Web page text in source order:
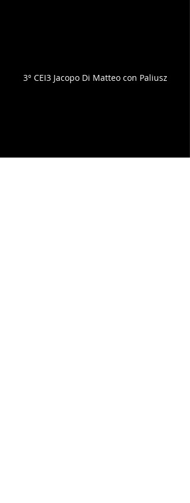
3° CEI3 Jacopo Di Matteo con Paliusz